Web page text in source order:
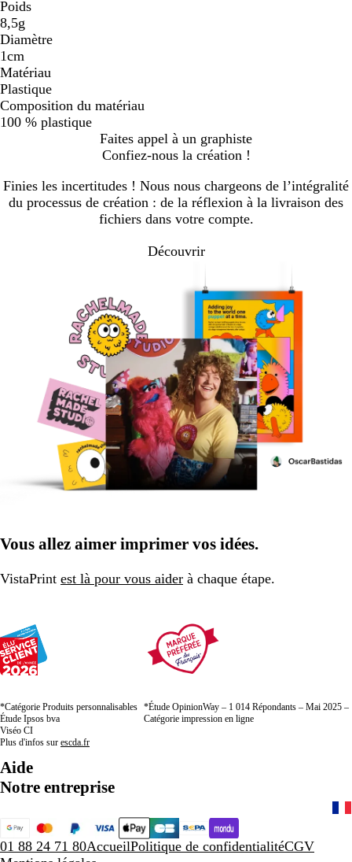
Poids
8,5g
Diamètre
1cm
Matériau
Plastique
Composition du matériau
100 % plastique
Faites appel à un graphiste
Confiez-nous la création !
Finies les incertitudes ! Nous nous chargeons de l’intégralité
du processus de création : de la réflexion à la livraison des
fichiers dans votre compte.
Découvrir
Vous allez aimer imprimer vos idées.
VistaPrint est là pour vous aider à chaque étape.
*Catégorie Produits personnalisables
Étude Ipsos bva
Viséo CI
Plus d'infos sur escda.fr
*Étude OpinionWay – 1 014 Répondants – Mai 2025 –
Catégorie impression en ligne
Aide
Notre entreprise
01 88 24 71 80AccueilPolitique de confidentialitéCGV